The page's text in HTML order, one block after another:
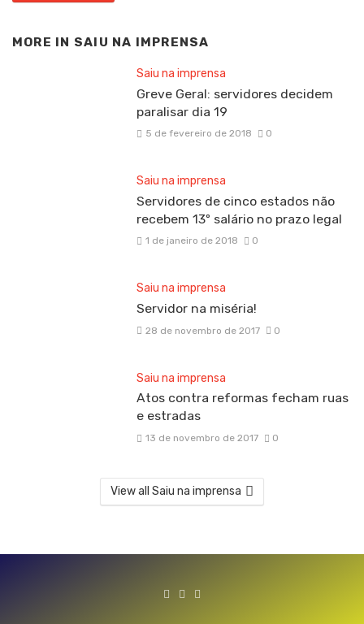
MORE IN SAIU NA IMPRENSA
Saiu na imprensa
Greve Geral: servidores decidem
paralisar dia 19
5 de fevereiro de 2018 0
Saiu na imprensa
Servidores de cinco estados não
recebem 13º salário no prazo legal
1 de janeiro de 2018 0
Saiu na imprensa
Servidor na miséria!
28 de novembro de 2017 0
Saiu na imprensa
Atos contra reformas fecham ruas
e estradas
13 de novembro de 2017 0
View all Saiu na imprensa